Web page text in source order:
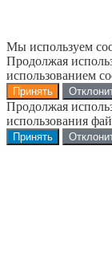
Мы используем
Продолжая
использованием
Принять
Продолжая
использования
Принять